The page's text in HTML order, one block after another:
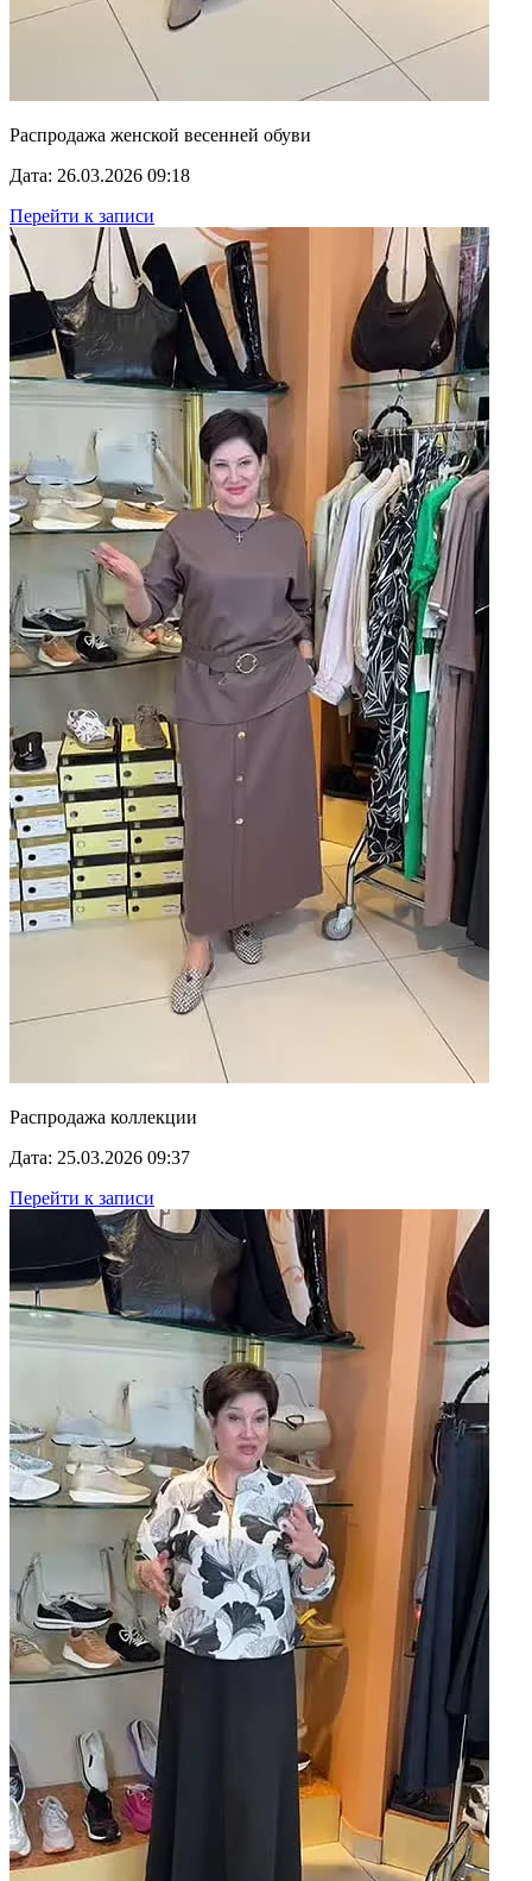
Распродажа женской весенней обуви
Дата: 26.03.2026 09:18
Перейти к записи
Распродажа коллекции
Дата: 25.03.2026 09:37
Перейти к записи